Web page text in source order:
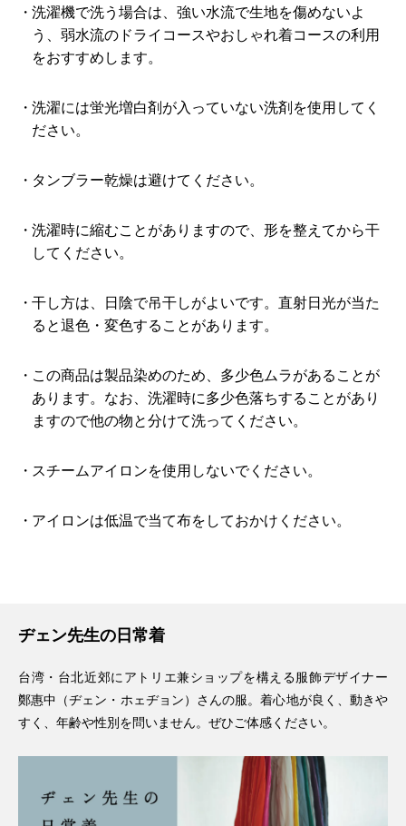
洗濯機で洗う場合は、強い水流で生地を傷めないよ
う、弱水流のドライコースやおしゃれ着コースの利用
をおすすめします。
洗濯には蛍光増白剤が入っていない洗剤を使用してく
ださい。
タンブラー乾燥は避けてください。
洗濯時に縮むことがありますので、形を整えてから干
してください。
干し方は、日陰で吊干しがよいです。直射日光が当た
ると退色・変色することがあります。
この商品は製品染めのため、多少色ムラがあることが
あります。なお、洗濯時に多少色落ちすることがあり
ますので他の物と分けて洗ってください。
スチームアイロンを使用しないでください。
アイロンは低温で当て布をしておかけください。
ヂェン先生の日常着
台湾・台北近郊にアトリエ兼ショップを構える服飾デザイナー
鄭惠中（ヂェン・ホェヂョン）さんの服。着心地が良く、動きや
すく、年齢や性別を問いません。ぜひご体感ください。